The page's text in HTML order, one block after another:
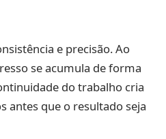
e precisão. Ao
se acumula de forma
do trabalho cria
antes que o resultado seja